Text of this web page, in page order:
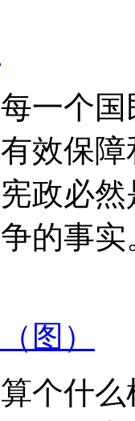
一个
效保
政必
的事实
图）
个什